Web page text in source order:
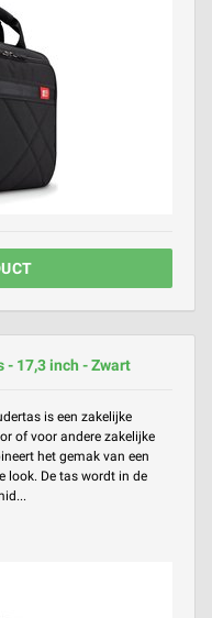
- 17,3 inch - Zwart
is een zakelijke
of voor andere zakelijke
het gemak van een
look. De tas wordt in de